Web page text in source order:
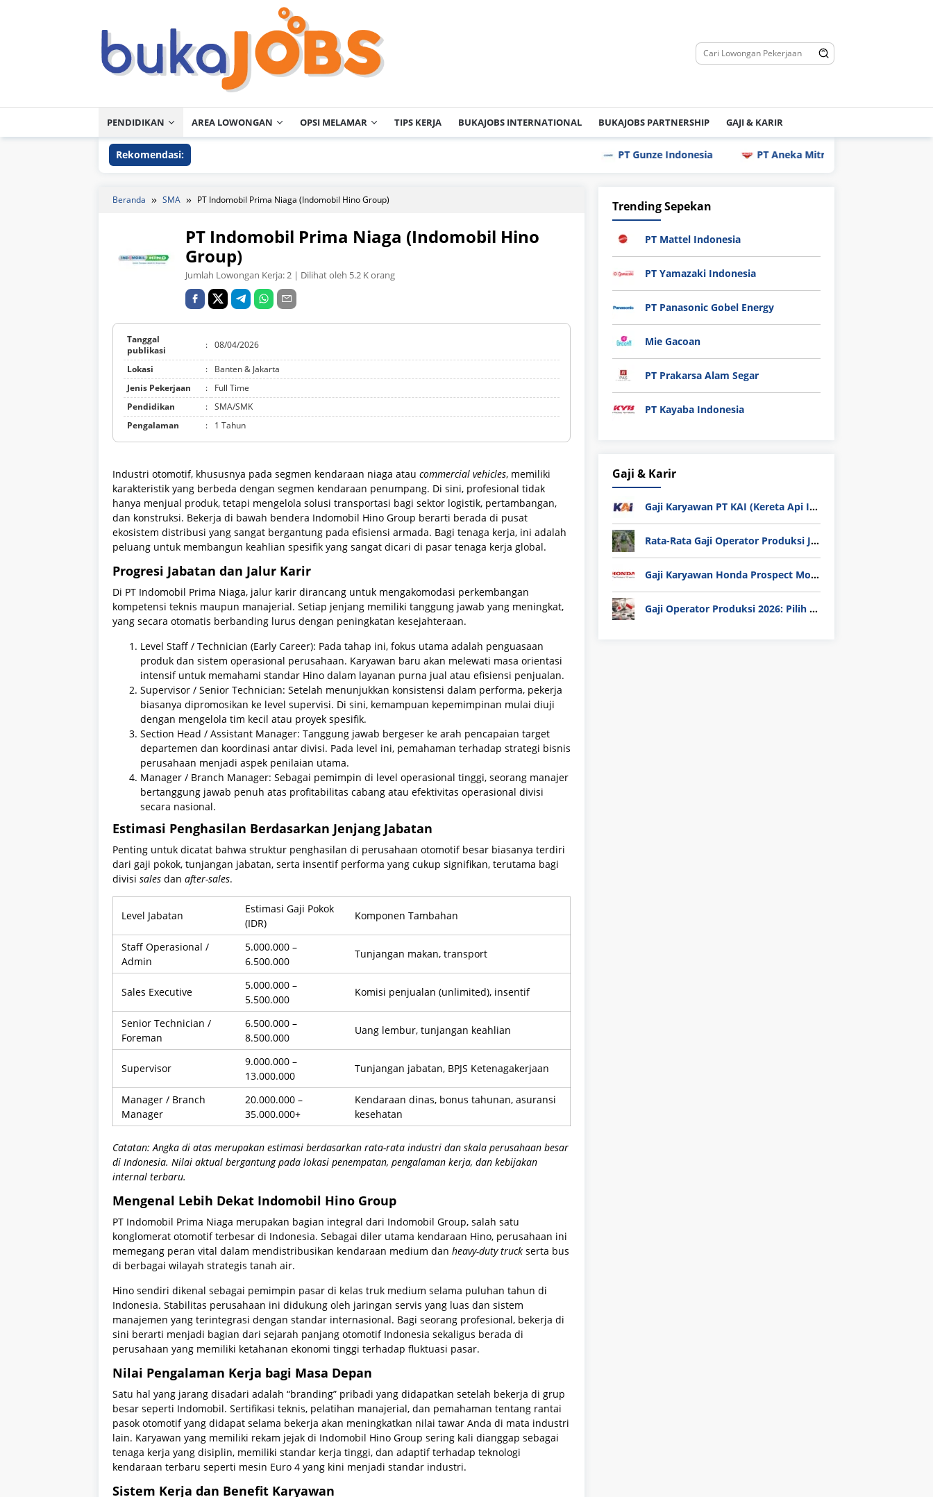
PENDIDIKAN AREA LOWONGAN OPSI MELAMAR TIPS KERJA BUKAJOBS INTERNATIONAL BUKAJOBS PARTNERSHIP GAJI & KARIR
Rekomendasi: PT Gunze Indonesia PT Aneka Mitra Gemilang (Wings Group)
Beranda SMA PT Indomobil Prima Niaga (Indomobil Hino Group)
PT Indomobil Prima Niaga (Indomobil Hino
Group)
Jumlah Lowongan Kerja:2 | Dilihat oleh 5.2 K orang
Tanggal
publikasi
: 08/04/2026
Lokasi :
Banten & Jakarta
Jenis Pekerjaan
:
Full Time
Pendidikan
: SMA/SMK
Pengalaman
: 1 Tahun
Industri otomotif, khususnya pada segmen kendaraan niaga atau commercial vehicles, memiliki
karakteristik yang berbeda dengan segmen kendaraan penumpang. Di sini, profesional tidak
hanya menjual produk, tetapi mengelola solusi transportasi bagi sektor logistik, pertambangan,
dan konstruksi. Bekerja di bawah bendera Indomobil Hino Group berarti berada di pusat
ekosistem distribusi yang sangat bergantung pada efisiensi armada. Bagi tenaga kerja, ini adalah
peluang untuk membangun keahlian spesifik yang sangat dicari di pasar tenaga kerja global.
Progresi Jabatan dan Jalur Karir
Di PT Indomobil Prima Niaga, jalur karir dirancang untuk mengakomodasi perkembangan
kompetensi teknis maupun manajerial. Setiap jenjang memiliki tanggung jawab yang meningkat,
yang secara otomatis berbanding lurus dengan peningkatan kesejahteraan.
Level Staff / Technician (Early Career): Pada tahap ini, fokus utama adalah penguasaan
produk dan sistem operasional perusahaan. Karyawan baru akan melewati masa orientasi
intensif untuk memahami standar Hino dalam layanan purna jual atau efisiensi penjualan.
Supervisor / Senior Technician: Setelah menunjukkan konsistensi dalam performa, pekerja
biasanya dipromosikan ke level supervisi. Di sini, kemampuan kepemimpinan mulai diuji
dengan mengelola tim kecil atau proyek spesifik.
Section Head / Assistant Manager: Tanggung jawab bergeser ke arah pencapaian target
departemen dan koordinasi antar divisi. Pada level ini, pemahaman terhadap strategi bisnis
perusahaan menjadi aspek penilaian utama.
Manager / Branch Manager: Sebagai pemimpin di level operasional tinggi, seorang manajer
bertanggung jawab penuh atas profitabilitas cabang atau efektivitas operasional divisi
secara nasional.
Estimasi Penghasilan Berdasarkan Jenjang Jabatan
Penting untuk dicatat bahwa struktur penghasilan di perusahaan otomotif besar biasanya terdiri
dari gaji pokok, tunjangan jabatan, serta insentif performa yang cukup signifikan, terutama bagi
divisi sales dan after-sales.
Level Jabatan
Estimasi Gaji Pokok
(IDR)
Komponen Tambahan
Staff Operasional /
Admin
5.000.000 –
6.500.000
Tunjangan makan, transport
Sales Executive
5.000.000 –
5.500.000
Komisi penjualan (unlimited), insentif
Senior Technician /
Foreman
6.500.000 –
8.500.000
Uang lembur, tunjangan keahlian
Supervisor
9.000.000 –
13.000.000
Tunjangan jabatan, BPJS Ketenagakerjaan
Manager / Branch
Manager
20.000.000 –
35.000.000+
Kendaraan dinas, bonus tahunan, asuransi
kesehatan
Catatan: Angka di atas merupakan estimasi berdasarkan rata-rata industri dan skala perusahaan besar
di Indonesia. Nilai aktual bergantung pada lokasi penempatan, pengalaman kerja, dan kebijakan
internal terbaru.
Mengenal Lebih Dekat Indomobil Hino Group
PT Indomobil Prima Niaga merupakan bagian integral dari Indomobil Group, salah satu
konglomerat otomotif terbesar di Indonesia. Sebagai diler utama kendaraan Hino, perusahaan ini
memegang peran vital dalam mendistribusikan kendaraan medium dan heavy-duty truck serta bus
di berbagai wilayah strategis tanah air.
Hino sendiri dikenal sebagai pemimpin pasar di kelas truk medium selama puluhan tahun di
Indonesia. Stabilitas perusahaan ini didukung oleh jaringan servis yang luas dan sistem
manajemen yang terintegrasi dengan standar internasional. Bagi seorang profesional, bekerja di
sini berarti menjadi bagian dari sejarah panjang otomotif Indonesia sekaligus berada di
perusahaan yang memiliki ketahanan ekonomi tinggi terhadap fluktuasi pasar.
Nilai Pengalaman Kerja bagi Masa Depan
Satu hal yang jarang disadari adalah “branding” pribadi yang didapatkan setelah bekerja di grup
besar seperti Indomobil. Sertifikasi teknis, pelatihan manajerial, dan pemahaman tentang rantai
pasok otomotif yang didapat selama bekerja akan meningkatkan nilai tawar Anda di mata industri
lain. Karyawan yang memiliki rekam jejak di Indomobil Hino Group sering kali dianggap sebagai
tenaga kerja yang disiplin, memiliki standar kerja tinggi, dan adaptif terhadap teknologi
kendaraan terbaru seperti mesin Euro 4 yang kini menjadi standar industri.
Sistem Kerja dan Benefit Karyawan
Trending Sepekan
PT Mattel Indonesia
PT Yamazaki Indonesia
PT Panasonic Gobel Energy
Mie Gacoan
PT Prakarsa Alam Segar
PT Kayaba Indonesia
Gaji & Karir
Gaji Karyawan PT KAI (Kereta Api Indonesia) Update 2025
Rata-Rata Gaji Operator Produksi Jabodetabek 2025: Bedah Tuntas UMK, Lemburan, dan Realita Hidup Buruh
Gaji Karyawan Honda Prospect Motor Semua Divisi
Gaji Operator Produksi 2026: Pilih PT Astra Honda Motor (AHM) atau Manufaktur di Jepang?